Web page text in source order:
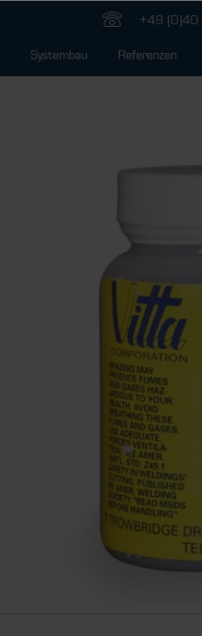
+49 (0)40
Systembau Referenzen